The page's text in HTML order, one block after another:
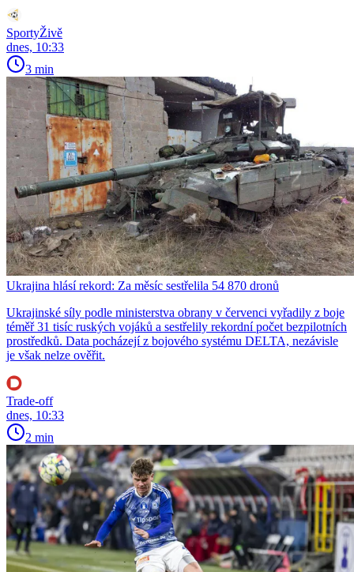
SportyŽivě
dnes, 10:33
3 min
Ukrajina hlásí rekord: Za měsíc sestřelila 54 870 dronů
Ukrajinské síly podle ministerstva obrany v červenci vyřadily z boje
téměř 31 tisíc ruských vojáků a sestřelily rekordní počet bezpilotních
prostředků. Data pocházejí z bojového systému DELTA, nezávisle
je však nelze ověřit.
Trade-off
dnes, 10:33
2 min